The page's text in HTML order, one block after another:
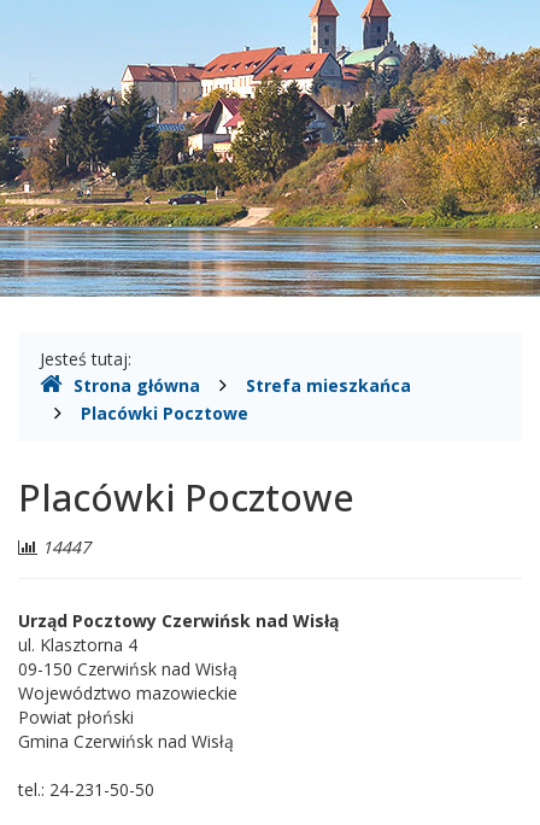
Gdzie
jesteśmy
Jesteś tutaj:
Strona główna
Strefa mieszkańca
Placówki Pocztowe
Placówki Pocztowe
Liczba
14447
Urząd Pocztowy Czerwińsk nad Wisłą
ul. Klasztorna 4
09-150 Czerwińsk nad Wisłą
Województwo mazowieckie
Powiat płoński
Gmina Czerwińsk nad Wisłą
tel.: 24-231-50-50